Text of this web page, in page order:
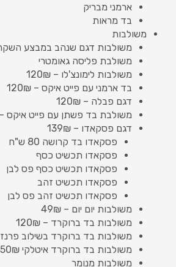
ארמני מבריק
בד מראות
משולבות
משולבות דגם שנהב במבצע
משולבת פליסה גאומטרי
משולבות לימונצ'לו – 120₪
בד ארמני עם פייט איקס – 120₪
דגם פבלה – 120₪
משולבת בד פשתן עם פייט איקס – 120₪
דגם פסקאדו – 139₪
פסקאדו בד קרושה 80 ש"ח
פסקאדו תכשיט כסף
פסקאדו תכשיט כסף פס לבן
פסקאדו תכשיט זהב
פסקאדו תכשיט זהב פס לבן
משולבות יום יום – 49₪
משולבות בד ברוקרד – 120₪
משולבות בד ברוקרד בשילוב פרנז 130₪
משולבות בד ברוקרד איטלקי 150₪
משולבות מנומר